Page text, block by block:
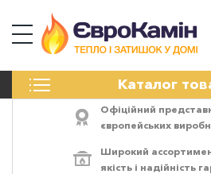
Каталог
ПЕЧІ
ЕЛЕКТРОКАМІНИ
АКСЕСУАРИ
Офіційний
європейських
Широкий
якість і надійність